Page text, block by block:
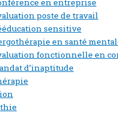
en entreprise
poste de travail
sensitive
en santé
fonctionnelle en
d’inaptitude